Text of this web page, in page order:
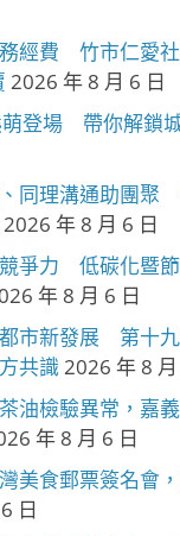
經費 竹市仁愛
2026 年 8 月 6 日
登場 帶你解鎖
同理溝通助團聚
2026 年 8 月 6 日
爭力 低碳化暨
年 8 月 6 日
市新發展 第十
共識2026 年 8
油檢驗異常，嘉
年 8 月 6 日
美食郵票簽名會
日